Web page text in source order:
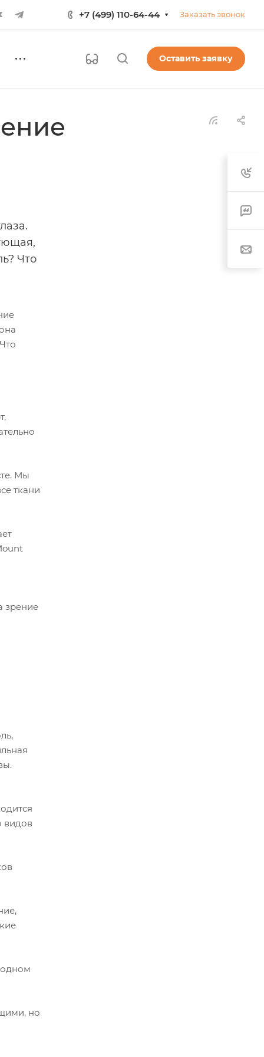
+7 (499) 110-64-44 Заказать звонок
Оставить заявку
Что
Мы
ткани
зрение
видов
одном
но